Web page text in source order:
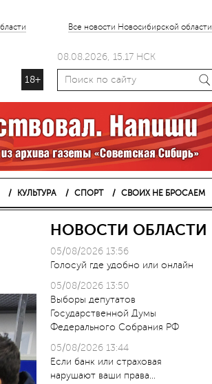
Все новости Новосибирской области
18+
08.08.2026, 15.17 НСК
КУЛЬТУРА СПОРТ СВОИХ НЕ БРОСАЕМ
НОВОСТИ ОБЛАСТИ
05/08/2026 13:56
Голосуй где удобно или онлайн
05/08/2026 13:50
Выборы депутатов
Государственной Думы
Федерального Собрания РФ
05/08/2026 13:44
Если банк или страховая
нарушают ваши права…